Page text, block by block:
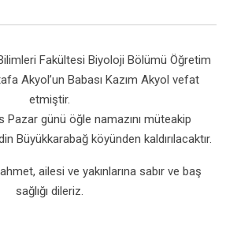
Fakültesi Biyoloji Bölümü Öğretim
Akyol’un Babası Kazım Akyol vefat
etmiştir.
Pazar günü öğle namazını müteakip
Büyükkarabağ köyünden kaldırılacaktır.
ailesi ve yakınlarına sabır ve baş
sağlığı dileriz.